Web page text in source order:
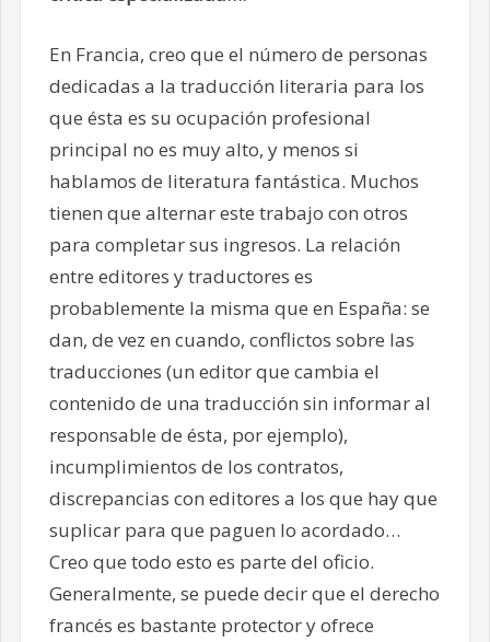
En Francia, creo que el número de personas
dedicadas a la traducción literaria para los
que ésta es su ocupación profesional
principal no es muy alto, y menos si
hablamos de literatura fantástica. Muchos
tienen que alternar este trabajo con otros
para completar sus ingresos. La relación
entre editores y traductores es
probablemente la misma que en España: se
dan, de vez en cuando, conflictos sobre las
traducciones (un editor que cambia el
contenido de una traducción sin informar al
responsable de ésta, por ejemplo),
incumplimientos de los contratos,
discrepancias con editores a los que hay que
suplicar para que paguen lo acordado…
Creo que todo esto es parte del oficio.
Generalmente, se puede decir que el derecho
francés es bastante protector y ofrece